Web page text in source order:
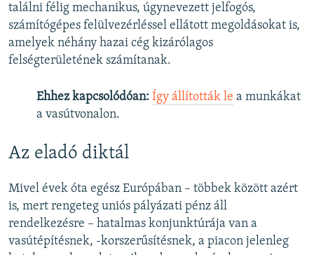
találni félig mechanikus, úgynevezett jelfogós,
számítógépes felülvezérléssel ellátott megoldásokat is,
amelyek néhány hazai cég kizárólagos
felségterületének számítanak.
Ehhez kapcsolódóan: Így állították le a munkákat
a vasútvonalon.
Az eladó diktál
Mivel évek óta egész Európában – többek között azért
is, mert rengeteg uniós pályázati pénz áll
rendelkezésre – hatalmas konjunktúrája van a
vasútépítésnek, -korszerűsítésnek, a piacon jelenleg